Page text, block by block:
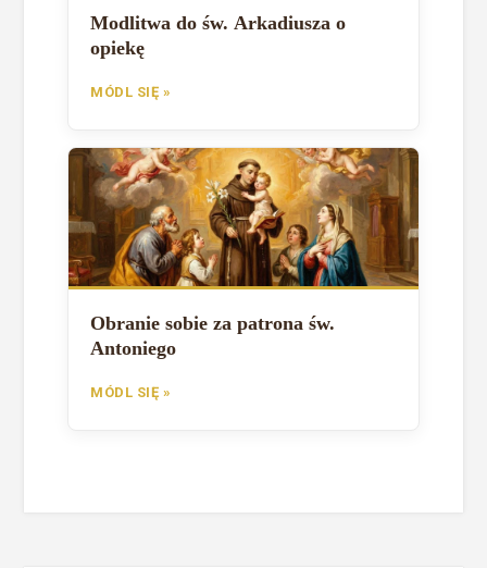
Modlitwa do św. Arkadiusza o
opiekę
MÓDL SIĘ »
Obranie sobie za patrona św.
Antoniego
MÓDL SIĘ »